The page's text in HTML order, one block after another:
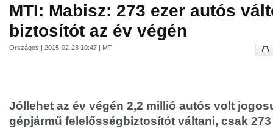
MTI: Mabisz: 273 ezer autós
biztosítót az év végén
Országos | 2015-02-23 10:47 | MTI
Jóllehet az év végén 2,2 millió autós volt
gépjármű felelősségbiztosítót váltani, csak